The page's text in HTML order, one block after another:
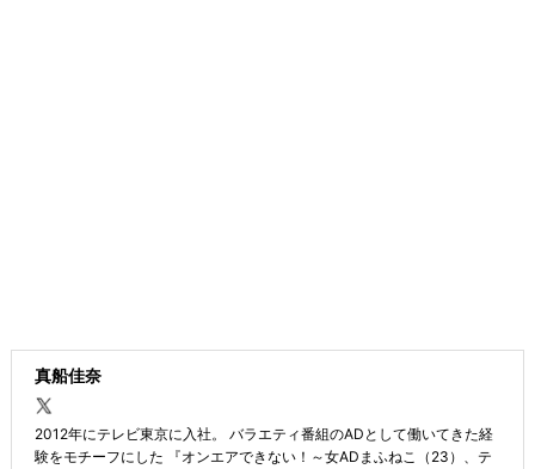
真船佳奈
2012年にテレビ東京に入社。 バラエティ番組のADとして働いてきた経
験をモチーフにした 『オンエアできない！～女ADまふねこ（23）、テ